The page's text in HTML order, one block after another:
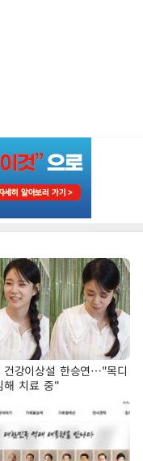
건강이상설 한승연…"목디
해 치료 중"